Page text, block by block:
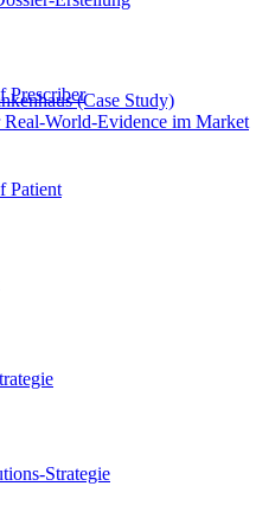
Prescriber
Patient
Strategie
(Case Study)
Real-World-Evidence im Market